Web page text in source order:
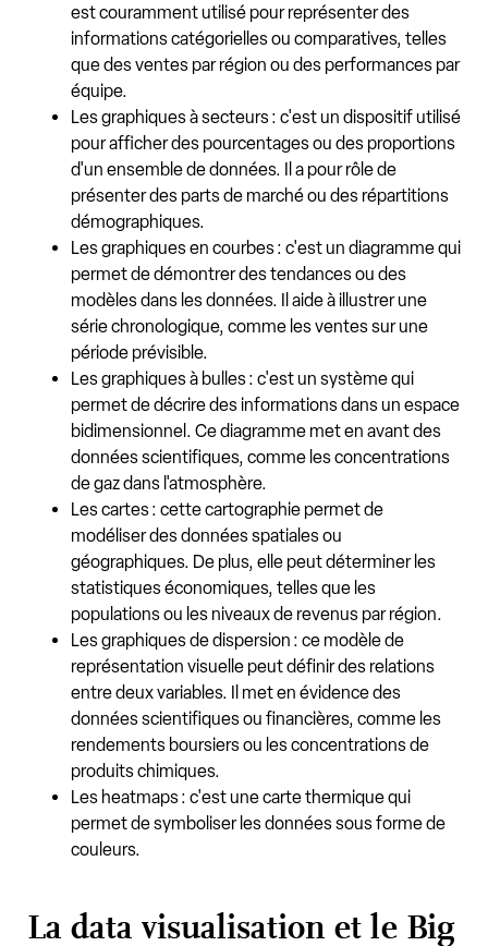
est couramment utilisé pour représenter des
informations catégorielles ou comparatives, telles
que des ventes par région ou des performances par
équipe.
Les graphiques à secteurs : c'est un dispositif utilisé
pour afficher des pourcentages ou des proportions
d'un ensemble de données. Il a pour rôle de
présenter des parts de marché ou des répartitions
démographiques.
Les graphiques en courbes : c'est un diagramme qui
permet de démontrer des tendances ou des
modèles dans les données. Il aide à illustrer une
série chronologique, comme les ventes sur une
période prévisible.
Les graphiques à bulles : c'est un système qui
permet de décrire des informations dans un espace
bidimensionnel. Ce diagramme met en avant des
données scientifiques, comme les concentrations
de gaz dans l'atmosphère.
Les cartes : cette cartographie permet de
modéliser des données spatiales ou
géographiques. De plus, elle peut déterminer les
statistiques économiques, telles que les
populations ou les niveaux de revenus par région.
Les graphiques de dispersion : ce modèle de
représentation visuelle peut définir des relations
entre deux variables. Il met en évidence des
données scientifiques ou financières, comme les
rendements boursiers ou les concentrations de
produits chimiques.
Les heatmaps : c'est une carte thermique qui
permet de symboliser les données sous forme de
couleurs.
La data visualisation et le Big